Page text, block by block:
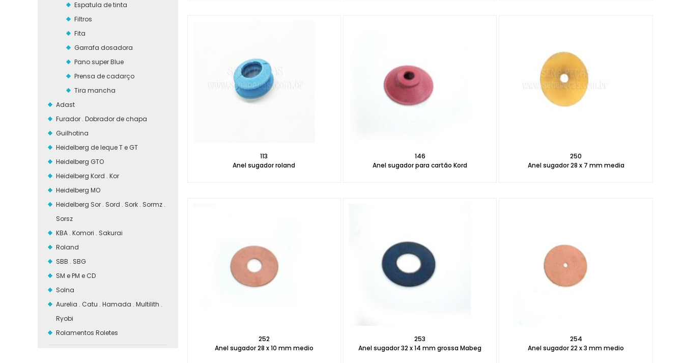
Espatula de tinta
Filtros
Fita
Garrafa dosadora
Pano super Blue
Prensa de cadarço
Tira mancha
Adast
Furador . Dobrador de chapa
Guilhotina
Heidelberg de leque T e GT
Heidelberg GTO
Heidelberg Kord . Kor
Heidelberg MO
Heidelberg Sor . Sord . Sork . Sormz .
Sorsz
KBA . Komori . Sakurai
Roland
SBB . SBG
SM e PM e CD
Solna
Aurelia . Catu . Hamada . Multilith .
Ryobi
Rolamentos Roletes
113
Anel sugador roland
146
Anel sugador para cartão Kord
250
Anel sugador 28 x 7 mm media
252
Anel sugador 28 x 10 mm medio
253
Anel sugador 32 x 14 mm grossa Mabeg
254
Anel sugador 22 x 3 mm medio